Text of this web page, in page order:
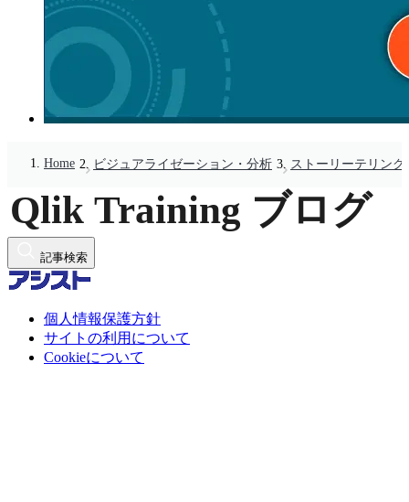
Home ビジュアライゼーション・分析 ストーリーテリン
記事検索
個人情報保護方針
サイトの利用について
Cookieについて